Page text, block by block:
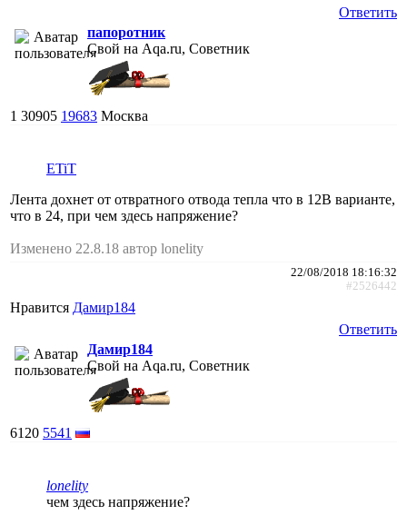
Ответить
папоротник
Свой на Aqa.ru, Советник
1 30905 19683 Москва
ETiT
Лента дохнет от отвратного отвода тепла что в 12В варианте,
что в 24, при чем здесь напряжение?
Изменено 22.8.18 автор lonelity
22/08/2018 18:16:32
#2526442
Нравится Дамир184
Ответить
Дамир184
Свой на Aqa.ru, Советник
6120 5541
lonelity
чем здесь напряжение?